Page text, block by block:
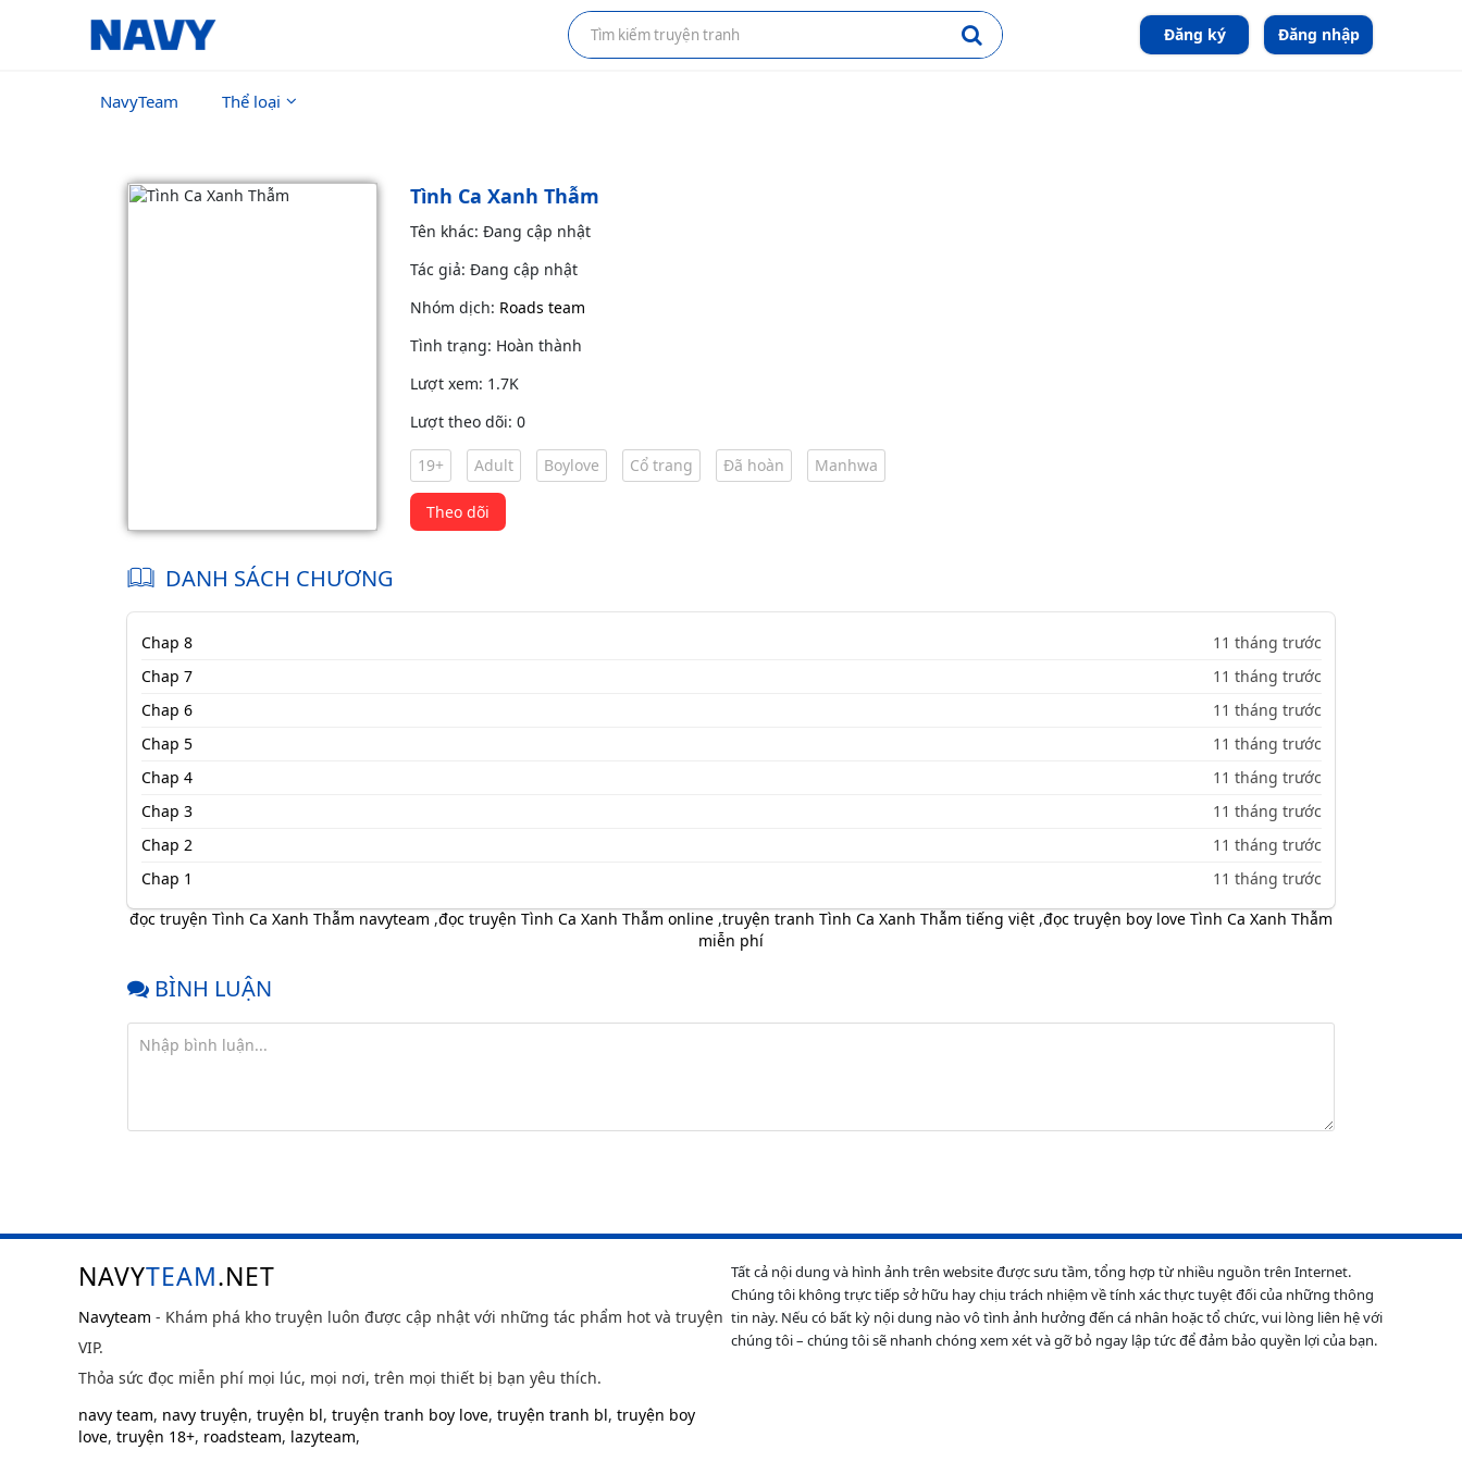
Đăng ký Đăng nhập
NavyTeam Thể loại
Tình Ca Xanh Thẫm
Tên khác: Đang cập nhật
Tác giả: Đang cập nhật
Nhóm dịch: Roads team
Tình trạng: Hoàn thành
Lượt xem: 1.7K
Lượt theo dõi: 0
19+ Adult Boylove Cổ trang Đã hoàn Manhwa
Theo dõi
DANH SÁCH CHƯƠNG
Chap 8
11 tháng trước
Chap 7
11 tháng trước
Chap 6
11 tháng trước
Chap 5
11 tháng trước
Chap 4
11 tháng trước
Chap 3
11 tháng trước
Chap 2
11 tháng trước
Chap 1
11 tháng trước
đọc truyện Tình Ca Xanh Thẫm navyteam ,đọc truyện Tình Ca Xanh Thẫm online ,truyện tranh Tình Ca Xanh Thẫm tiếng việt ,đọc truyện boy love Tình Ca Xanh Thẫm
miễn phí
BÌNH LUẬN
NAVYTEAM.NET
Navyteam - Khám phá kho truyện luôn được cập nhật với những tác phẩm hot và truyện
VIP.
Thỏa sức đọc miễn phí mọi lúc, mọi nơi, trên mọi thiết bị bạn yêu thích.
navy team, navy truyện, truyện bl, truyện tranh boy love, truyện tranh bl, truyện boy
love, truyện 18+, roadsteam, lazyteam,
Tất cả nội dung và hình ảnh trên website được sưu tầm, tổng hợp từ nhiều nguồn trên Internet.
Chúng tôi không trực tiếp sở hữu hay chịu trách nhiệm về tính xác thực tuyệt đối của những thông
tin này. Nếu có bất kỳ nội dung nào vô tình ảnh hưởng đến cá nhân hoặc tổ chức, vui lòng liên hệ với
chúng tôi – chúng tôi sẽ nhanh chóng xem xét và gỡ bỏ ngay lập tức để đảm bảo quyền lợi của bạn.